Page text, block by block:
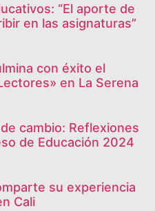
“El aporte de
en las asignaturas”
con éxito el
en La Serena
cambio: Reflexiones
de Educación 2024
su experiencia
Cali